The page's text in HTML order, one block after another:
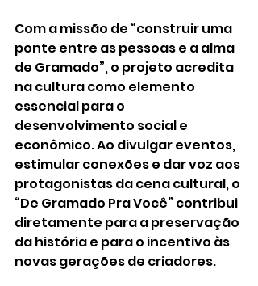
Com a missão de “construir uma
ponte entre as pessoas e a alma
de Gramado”, o projeto acredita
na cultura como elemento
essencial para o
desenvolvimento social e
econômico. Ao divulgar eventos,
estimular conexões e dar voz aos
protagonistas da cena cultural, o
“De Gramado Pra Você” contribui
diretamente para a preservação
da história e para o incentivo às
novas gerações de criadores.